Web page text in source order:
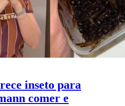
inseto para
comer e